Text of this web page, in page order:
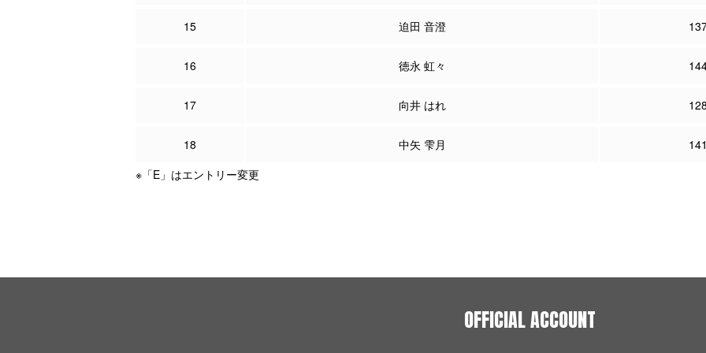
15 迫田 音澄
16 徳永 虹々
17 向井 はれ 128
18 中矢 雫月 141
※「E」はエントリー変更
OFFICIAL ACCOUNT